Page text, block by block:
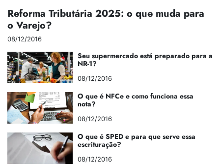
Reforma Tributária 2025: o que muda para
o Varejo?
08/12/2016
Seu supermercado está preparado para a
NR-1?
08/12/2016
O que é NFCe e como funciona essa
nota?
08/12/2016
O que é SPED e para que serve essa
escrituração?
08/12/2016